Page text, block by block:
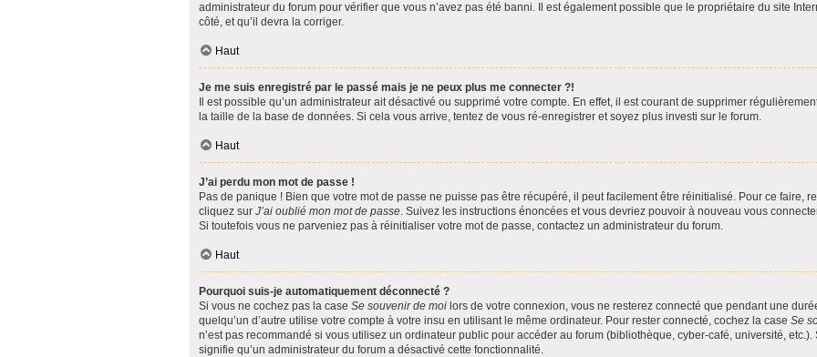
administrateur du forum pour vérifier que vous n’avez pas été banni. Il est également possible que le propriétaire du site
côté, et qu’il devra la corriger.
Haut
Je me suis enregistré par le passé mais je ne peux plus me connecter ?!
Il est possible qu’un administrateur ait désactivé ou supprimé votre compte. En effet, il est courant de supprimer
la taille de la base de données. Si cela vous arrive, tentez de vous ré-enregistrer et soyez plus investi sur le forum.
Haut
J’ai perdu mon mot de passe !
Pas de panique ! Bien que votre mot de passe ne puisse pas être récupéré, il peut facilement être réinitialisé. Pour ce faire,
cliquez sur J’ai oublié mon mot de passe. Suivez les instructions énoncées et vous devriez pouvoir à nouveau vous
Si toutefois vous ne parveniez pas à réinitialiser votre mot de passe, contactez un administrateur du forum.
Haut
Pourquoi suis-je automatiquement déconnecté ?
Si vous ne cochez pas la case Se souvenir de moilors de votre connexion, vous ne resterez connecté que pendant une
quelqu’un d’autre utilise votre compte à votre insu en utilisant le même ordinateur. Pour rester connecté, cochez la case Se
n’est pas recommandé si vous utilisez un ordinateur public pour accéder au forum (bibliothèque, cyber-café, université,
signifie qu’un administrateur du forum a désactivé cette fonctionnalité.